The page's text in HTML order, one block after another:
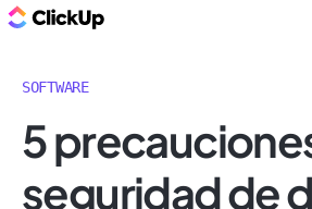
SOFTWARE
5
seguridad de